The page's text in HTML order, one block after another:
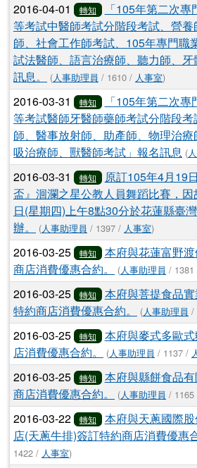
2016-04-01 轉知
「105年第二次
等考試中醫師考試分階段考試、營
師、社會工作師考試、105年專門職
試法醫師、語言治療師、聽力師、
訊息。
(人事助理員 / 1610 / 人事室)
2016-03-31 轉知
「105年第二次
等考試醫師牙醫師藥師考試分階段
師、醫事放射師、助產師、物理治
吸治療師、獸醫師考試」報名訊息 (
2016-03-31 轉知
原訂105年4月19
盃』洄瀾之星公教人員舞蹈比賽，
日(星期四)上午8點30分於花蓮縣臺
辦。
(人事助理員 / 1397 / 人事室)
2016-03-25 轉知
本府與花蓮富野
商店消費優惠合約。
(人事助理員 / 1381
2016-03-25 轉知
本府與菩提食品
特約商店消費優惠合約。
(人事助理員 /
2016-03-25 轉知
本府與麥式多歐
店消費優惠合約。
(人事助理員 / 1137 /
2016-03-25 轉知
本府與縣餅食品
商店消費優惠合約。
(人事助理員 / 1165
2016-03-22 轉知
本府與天蔥國際
店(天蔥牛排)簽訂特約商店消費優惠合
1422 / 人事室)